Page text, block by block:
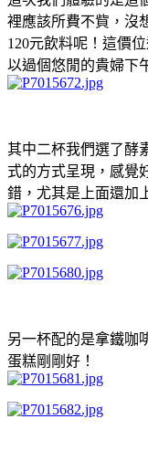
裡應該所費不貲，沒
120元飲料呢！這價
以過個悠閒的貴婦下
其中二杯我們選了酵
式的方式呈現，感覺
錯，尤其是上面還加
另一杯配的是拿鐵咖
蛋糕剛剛好！